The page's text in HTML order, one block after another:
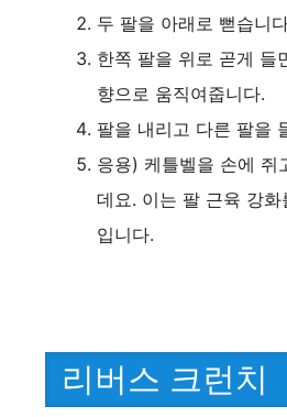
두 팔을 아래로 뻗습니
한쪽 팔을 위로 곧게 들
향으로 움직여줍니다.
팔을 내리고 다른 팔을
응용) 케틀벨을 손에 쥐
데요. 이는 팔 근육 강
입니다.
리버스 크런치